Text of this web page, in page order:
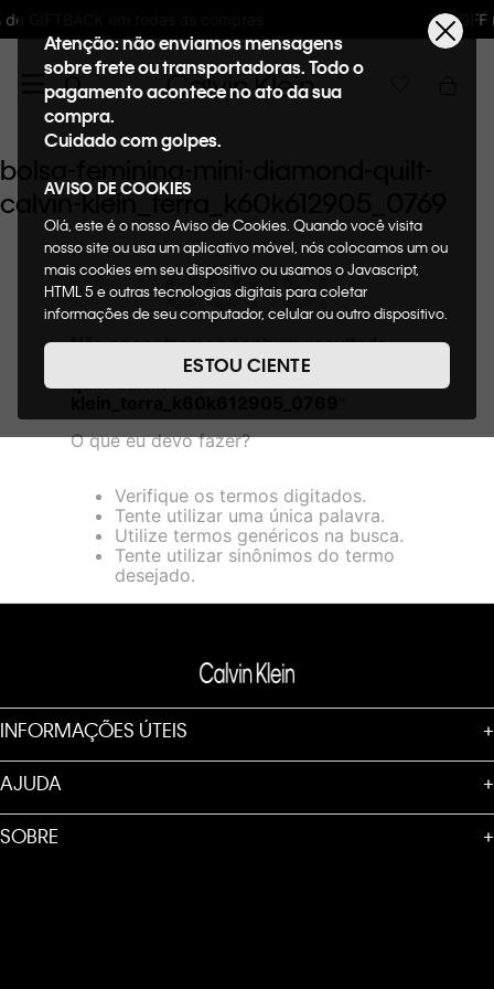
10%OFF na primeira compra :
Atenção: não enviamos mensagens
sobre frete ou transportadoras. Todo o
pagamento acontece no ato da sua
compra.
Cuidado com golpes.
AVISO DE COOKIES
Olá, este é o nosso Aviso de Cookies. Quando você visita
nosso site ou usa um aplicativo móvel, nós colocamos um ou
mais cookies em seu dispositivo ou usamos o Javascript,
HTML 5 e outras tecnologias digitais para coletar
informações de seu computador, celular ou outro dispositivo.
de cookies, informaremos quais cookies usaremos e quais
suas funções. A forma como processamos os dados
nosso Aviso de Privacidade. Quando você visita nosso site,
consideraremos isso como sua solicitação específica para
entre outros, a capacidade de comprar um item em nossa
loja virtual. Para maiores informações sobre o nosso aviso de
Cookies acesse o link.
ESTOU CIENTE
bolsa-feminina-mini-diamond-quilt-
calvin-klein_terra_k60k612905_0769
OOPS!
Não encontramos nenhum resultado
bolsa-feminina-mini-diamond-
quilt-calvin-
O que eu devo fazer?
Verifique os termos digitados.
Tente utilizar uma única palavra.
Utilize termos genéricos na busca.
Tente utilizar sinônimos do termo
desejado.
INFORMAÇÕES ÚTEIS +
AJUDA +
SOBRE +